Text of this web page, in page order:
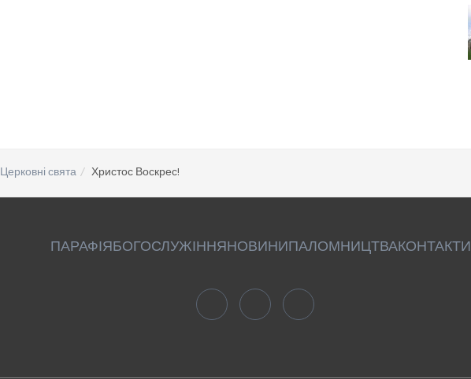
Церковні свята Христос Воскрес!
ПАРАФІЯБОГОСЛУЖІННЯНОВИНИПАЛОМНИЦТВАКОНТАКТИ